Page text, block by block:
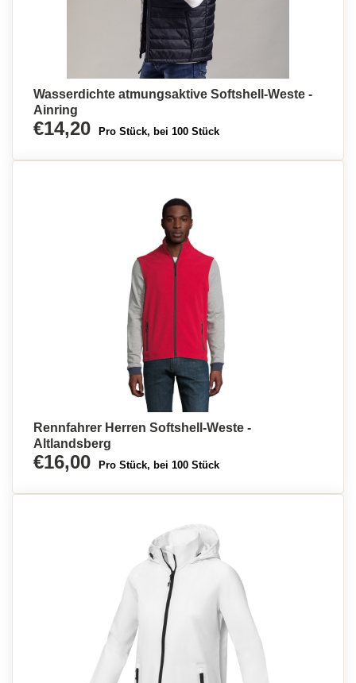
Wasserdichte atmungsaktive Softshell-Weste -
Ainring
€14,20 Pro Stück, bei 100 Stück
Rennfahrer Herren Softshell-Weste -
Altlandsberg
€16,00 Pro Stück, bei 100 Stück